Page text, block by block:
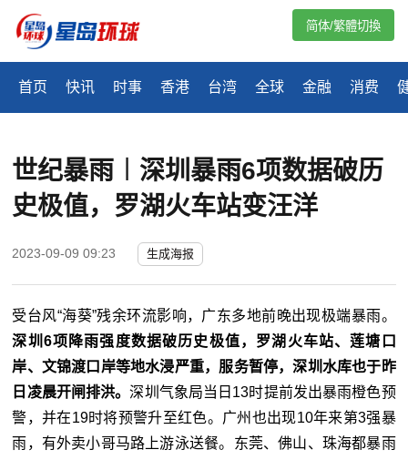
首页 快讯 时事 香港 台湾 全球 金融 消费
简体/繁體切換
世纪暴雨︱深圳暴雨6项数据破历
史极值，罗湖火车站变汪洋
2023-09-09 09:23 生成海报
受台风“海葵”残余环流影响，广东多地前晚出现极端暴雨。
深圳6项降雨强度数据破历史极值，罗湖火车站、莲塘口
岸、文锦渡口岸等地水浸严重，服务暂停，深圳水库也于昨
日凌晨开闸排洪。深圳气象局当日13时提前发出暴雨橙色预
警，并在19时将预警升至红色。广州也出现10年来第3强暴
雨，有外卖小哥马路上游泳送餐。东莞、佛山、珠海都暴雨